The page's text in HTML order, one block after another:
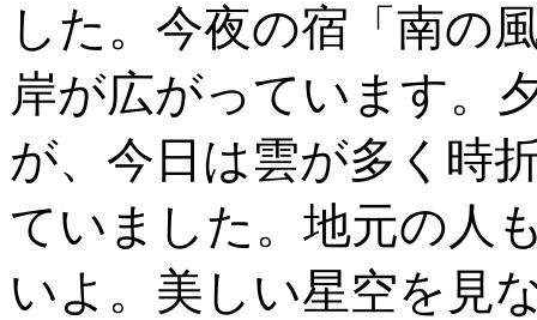
した。今夜の宿「南の
岸が広がっています。
が、今日は雲が多く時
ていました。地元の人
いよ。美しい星空を見